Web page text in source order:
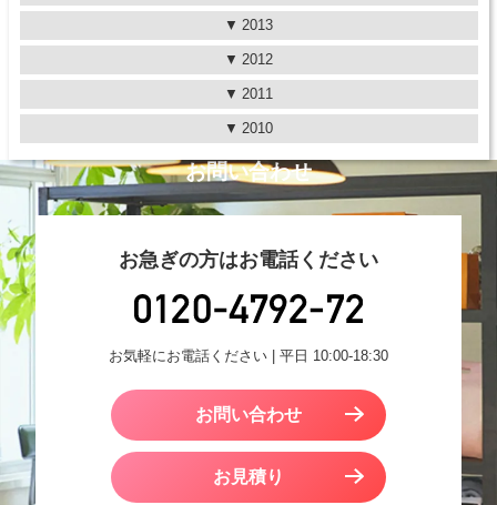
2013
2012
2011
2010
お問い合わせ
お急ぎの方はお電話ください
お気軽にお電話ください | 平日 10:00-18:30
お問い合わせ
お見積り